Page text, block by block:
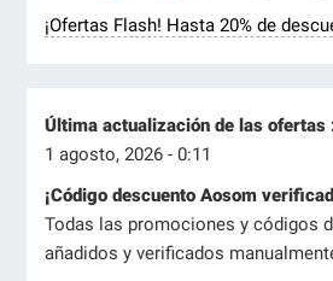
¡Ofertas Flash! Hasta 20% de
Última actualización de las ofertas
1 agosto, 2026 - 0:11
¡Código descuento Aosom
Todas las promociones y códigos
añadidos y verificados